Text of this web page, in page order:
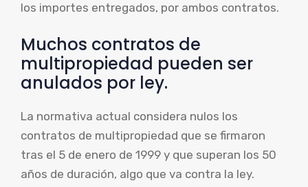
los importes entregados, por ambos contratos.
Muchos contratos de
multipropiedad pueden ser
anulados por ley.
La normativa actual considera nulos los
contratos de multipropiedad que se firmaron
tras el 5 de enero de 1999 y que superan los 50
años de duración, algo que va contra la ley.